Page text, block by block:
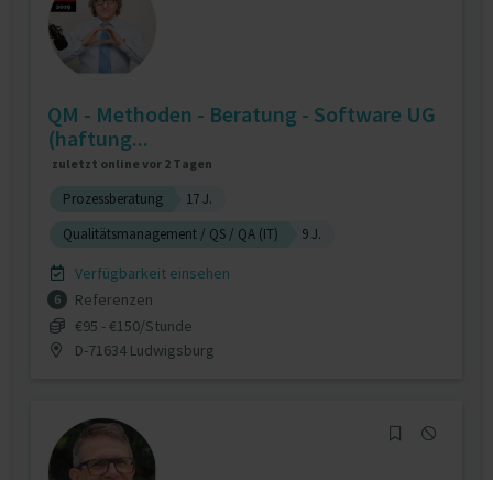
QM - Methoden - Beratung - Software UG
(haftung...
zuletzt online vor 2 Tagen
Prozessberatung
17 J.
Qualitätsmanagement / QS / QA (IT)
9 J.
Verfügbarkeit einsehen
6
Referenzen
€95 - €150/Stunde
D-71634 Ludwigsburg